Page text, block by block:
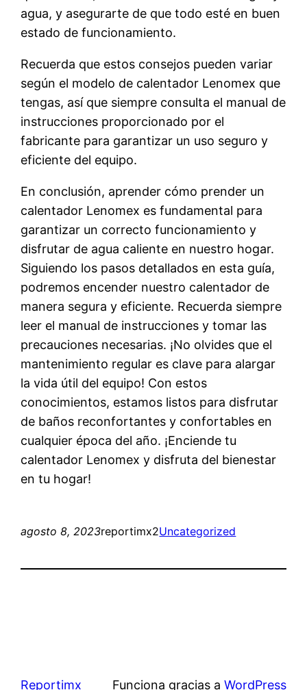
agua, y asegurarte de que todo esté en buen
estado de funcionamiento.
Recuerda que estos consejos pueden variar
según el modelo de calentador Lenomex que
tengas, así que siempre consulta el manual de
instrucciones proporcionado por el
fabricante para garantizar un uso seguro y
eficiente del equipo.
En conclusión, aprender cómo prender un
calentador Lenomex es fundamental para
garantizar un correcto funcionamiento y
disfrutar de agua caliente en nuestro hogar.
Siguiendo los pasos detallados en esta guía,
podremos encender nuestro calentador de
manera segura y eficiente. Recuerda siempre
leer el manual de instrucciones y tomar las
precauciones necesarias. ¡No olvides que el
mantenimiento regular es clave para alargar
la vida útil del equipo! Con estos
conocimientos, estamos listos para disfrutar
de baños reconfortantes y confortables en
cualquier época del año. ¡Enciende tu
calentador Lenomex y disfruta del bienestar
en tu hogar!
agosto 8, 2023reportimx2Uncategorized
Reportimx Funciona gracias a WordPress